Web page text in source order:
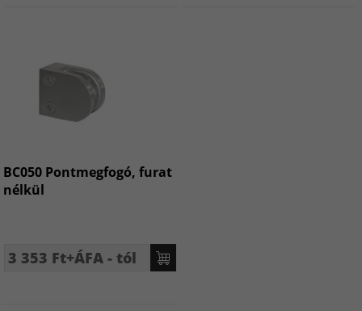
BC050 Pontmegfogó, furat
nélkül
3 353 Ft+ÁFA - tól